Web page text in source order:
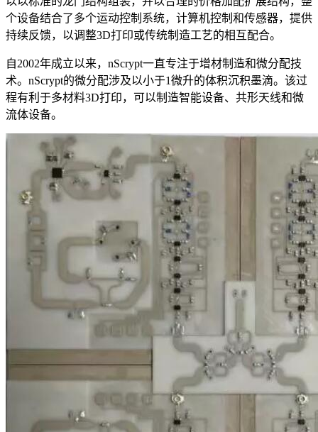
个设备结合了多个运动控制系统，计算机控制和传感器，提供
持续反馈，以调整3D打印或传统制造工艺的相互配合。
自2002年成立以来，nScrypt一直专注于增材制造和微分配技
术。nScrypt的微分配涉及以小于1微升的体积沉积墨滴。该过
程有利于多材料3D打印，可以制造智能设备、共形天线和微
流体设备。